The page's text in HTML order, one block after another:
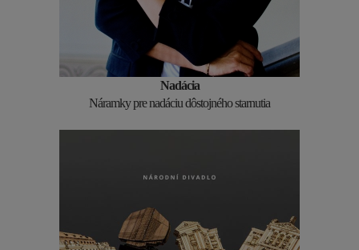
Nadácia
Náramky pre nadáciu dôstojného starnutia